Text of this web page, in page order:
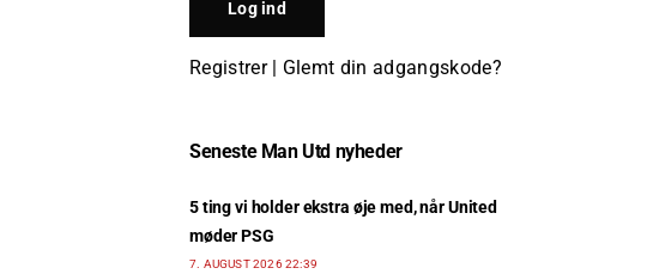
Registrer| Glemt din adgangskode?
Seneste Man Utd nyheder
5 ting vi holder ekstra øje med, når United
møder PSG
7. AUGUST 2026 22:39